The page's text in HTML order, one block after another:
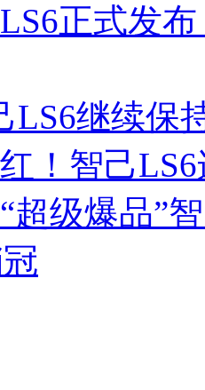
正式发
LS6继续保
！智己
超级爆品”